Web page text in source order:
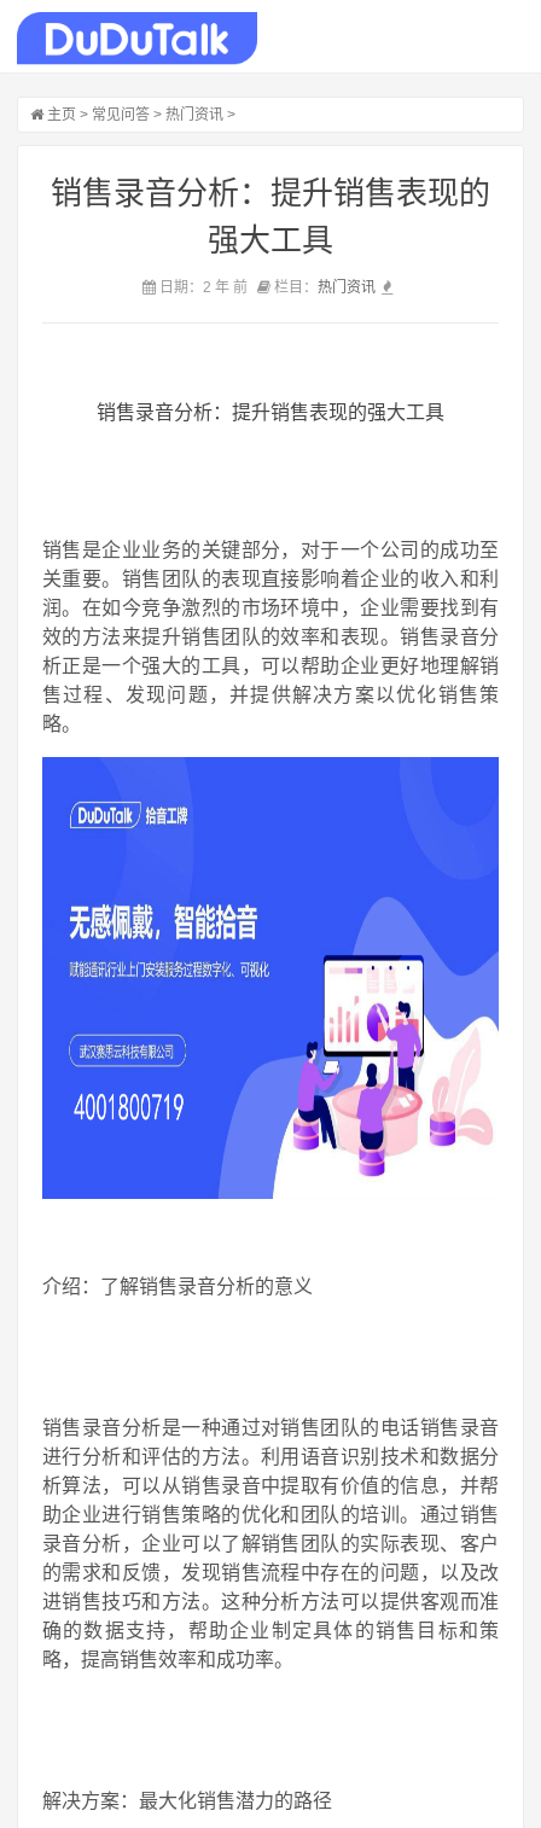
主页 > 常见问答 > 热门资讯 >
销售录音分析：提升销售表现的
强大工具
日期：2 年 前 栏目： 热门资讯
销售录音分析：提升销售表现的强大工具
销售是企业业务的关键部分，对于一个公司的成功至
关重要。销售团队的表现直接影响着企业的收入和利
润。在如今竞争激烈的市场环境中，企业需要找到有
效的方法来提升销售团队的效率和表现。销售录音分
析正是一个强大的工具，可以帮助企业更好地理解销
售过程、发现问题，并提供解决方案以优化销售策
略。
介绍：了解销售录音分析的意义
销售录音分析是一种通过对销售团队的电话销售录音
进行分析和评估的方法。利用语音识别技术和数据分
析算法，可以从销售录音中提取有价值的信息，并帮
助企业进行销售策略的优化和团队的培训。通过销售
录音分析，企业可以了解销售团队的实际表现、客户
的需求和反馈，发现销售流程中存在的问题，以及改
进销售技巧和方法。这种分析方法可以提供客观而准
确的数据支持，帮助企业制定具体的销售目标和策
略，提高销售效率和成功率。
解决方案：最大化销售潜力的路径